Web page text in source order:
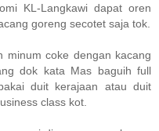
KL-Langkawi dapat oren
goreng secotet saja tok.
minum coke dengan kacang
dok kata Mas baguih full
duit kerajaan atau duit
class kot.